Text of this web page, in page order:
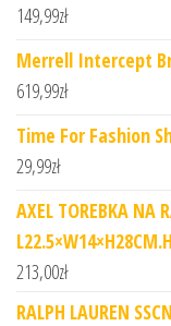
149,99zł
Merrell Intercept
619,99zł
Time For Fashion
29,99zł
AXEL TOREBKA NA
213,00zł
RALPH LAUREN